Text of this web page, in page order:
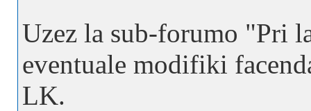
Uzez la sub-forumo "Pri
eventuale modifiki
LK.